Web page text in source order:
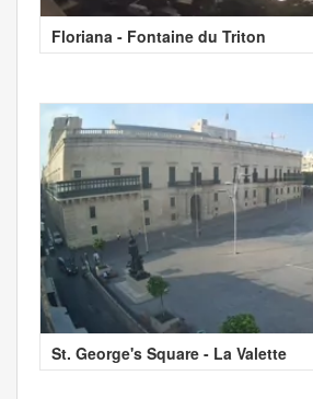
Floriana - Fontaine du Triton
St. George's Square - La Valette